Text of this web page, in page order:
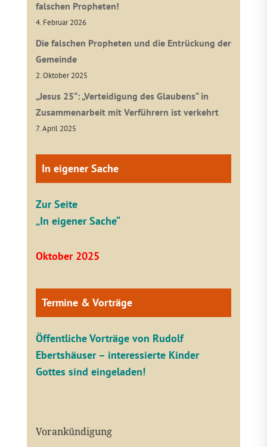
falschen Propheten!
4. Februar 2026
Die falschen Propheten und die Entrückung der
Gemeinde
2. Oktober 2025
„Jesus 25“: „Verteidigung des Glaubens“ in
Zusammenarbeit mit Verführern ist verkehrt
7. April 2025
In eigener Sache
Zur Seite
„In eigener Sache“
Oktober 2025
Termine & Vorträge
Öffentliche Vorträge von Rudolf
Ebertshäuser – interessierte Kinder
Gottes sind eingeladen!
Vorankündigung